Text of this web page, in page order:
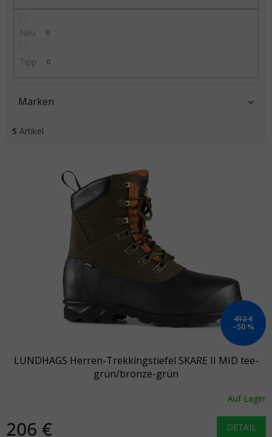
Neu 0
Tipp 0
Marken
5 Artikel
412 €
–50 %
LUNDHAGS Herren-Trekkingstiefel SKARE II MID tee-
grün/bronze-grün
Auf Lager
206 € DETAIL